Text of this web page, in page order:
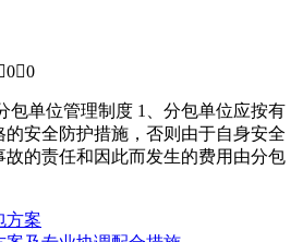
00
包单位管理制度 1、分包单位应按有
的安全防护措施，否则由于自身安全
故的责任和因此而发生的费用由分包
方案